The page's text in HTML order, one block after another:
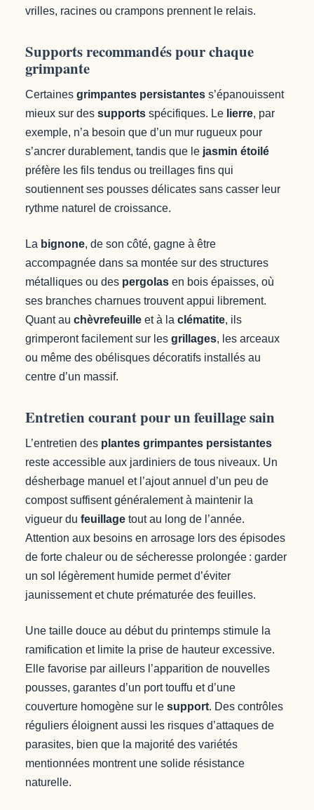
vrilles, racines ou crampons prennent le relais.
Supports recommandés pour chaque
grimpante
Certaines grimpantes persistantes s’épanouissent
mieux sur des supports spécifiques. Le lierre, par
exemple, n’a besoin que d’un mur rugueux pour
s’ancrer durablement, tandis que le jasmin étoilé
préfère les fils tendus ou treillages fins qui
soutiennent ses pousses délicates sans casser leur
rythme naturel de croissance.
La bignone, de son côté, gagne à être
accompagnée dans sa montée sur des structures
métalliques ou des pergolas en bois épaisses, où
ses branches charnues trouvent appui librement.
Quant au chèvrefeuille et à la clématite, ils
grimperont facilement sur les grillages, les arceaux
ou même des obélisques décoratifs installés au
centre d’un massif.
Entretien courant pour un feuillage sain
L’entretien des plantes grimpantes persistantes
reste accessible aux jardiniers de tous niveaux. Un
désherbage manuel et l’ajout annuel d’un peu de
compost suffisent généralement à maintenir la
vigueur du feuillage tout au long de l’année.
Attention aux besoins en arrosage lors des épisodes
de forte chaleur ou de sécheresse prolongée : garder
un sol légèrement humide permet d’éviter
jaunissement et chute prématurée des feuilles.
Une taille douce au début du printemps stimule la
ramification et limite la prise de hauteur excessive.
Elle favorise par ailleurs l’apparition de nouvelles
pousses, garantes d’un port touffu et d’une
couverture homogène sur le support. Des contrôles
réguliers éloignent aussi les risques d’attaques de
parasites, bien que la majorité des variétés
mentionnées montrent une solide résistance
naturelle.